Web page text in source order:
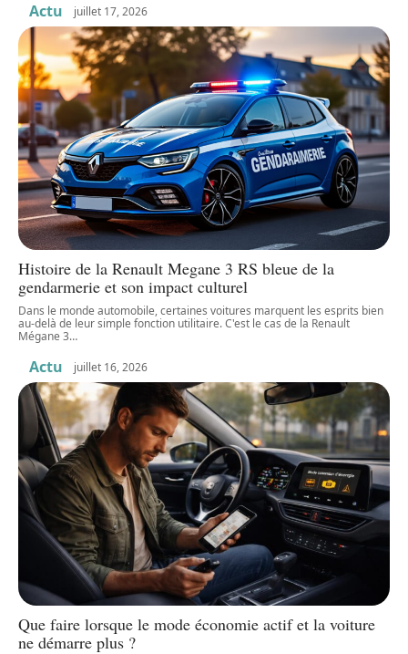
Actu juillet 17, 2026
Histoire de la Renault Megane 3 RS bleue de la
gendarmerie et son impact culturel
Dans le monde automobile, certaines voitures marquent les esprits bien
au-delà de leur simple fonction utilitaire. C'est le cas de la Renault
Mégane 3…
Actu juillet 16, 2026
Que faire lorsque le mode économie actif et la voiture
ne démarre plus ?